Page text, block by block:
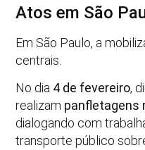
Atos em São
Em São Paulo, a
centrais.
No dia 4 de fevereiro,
realizam panfletagens
dialogando com
transporte público